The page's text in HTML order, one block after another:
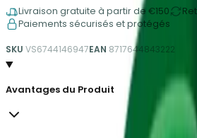
Livraison gratuite à partir de €150
Paiements sécurisés et protégés
SKU VS6744146947EAN 8717644843222
Avantages du Produit